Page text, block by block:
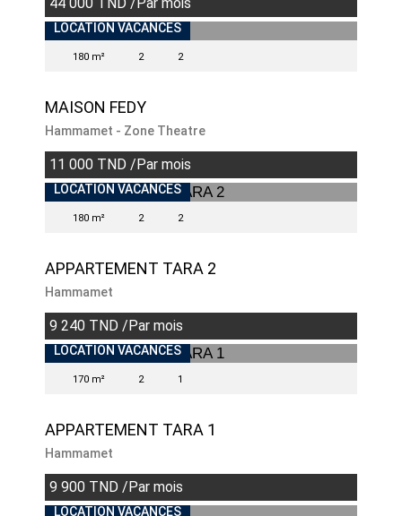
44 000 TND /Par mois
INDISPONIBLE
LOCATION VACANCES
180 m² 2 2
MAISON FEDY
Hammamet - Zone Theatre
11 000 TND /Par mois
LOCATION VACANCES
180 m² 2 2
APPARTEMENT TARA 2
Hammamet
9 240 TND /Par mois
LOCATION VACANCES
170 m² 2 1
APPARTEMENT TARA 1
Hammamet
9 900 TND /Par mois
INDISPONIBLE
LOCATION VACANCES